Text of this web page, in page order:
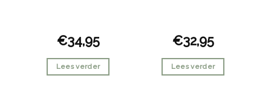
€34,95
Lees verder
€32,95
Lees verder